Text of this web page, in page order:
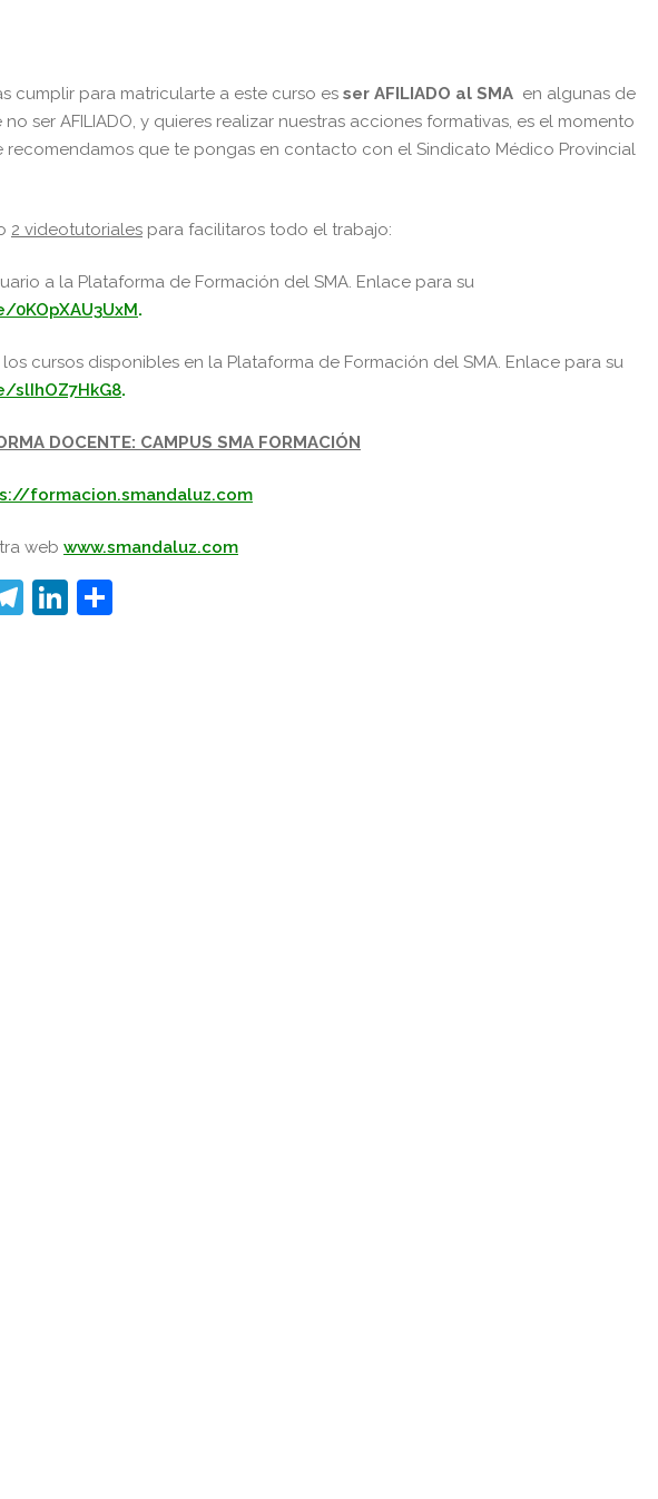
cumplir para matricularte a este curso es ser AFILIADO al SMA en algunas de
ser AFILIADO, y quieres realizar nuestras acciones formativas, es el momento
recomendamos que te pongas en contacto con el Sindicato Médico Provincial
2 videotutoriales para facilitaros todo el trabajo:
a la Plataforma de Formación del SMA. Enlace para su
.
cursos disponibles en la Plataforma de Formación del SMA. Enlace para su
.
DOCENTE: CAMPUS SMA FORMACIÓN
formacion.smandaluz.com
web www.smandaluz.com
Telegram
LinkedIn